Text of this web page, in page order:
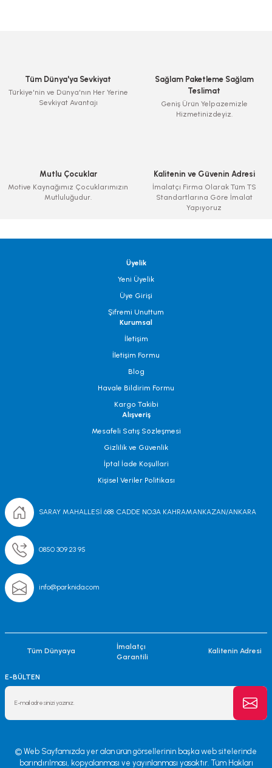
Tüm Dünya'ya Sevkiyat
Türkiye'nin ve Dünya'nın Her Yerine
Sevkiyat Avantajı
Sağlam Paketleme Sağlam
Teslimat
Geniş Ürün Yelpazemizle
Hizmetinizdeyiz.
Mutlu Çocuklar
Motive Kaynağımız Çocuklarımızın
Mutluluğudur.
Kalitenin ve Güvenin Adresi
İmalatçı Firma Olarak Tüm TS
Standartlarına Göre İmalat
Yapıyoruz
Üyelik
Yeni Üyelik
Üye Girişi
Şifremi Unuttum
Kurumsal
İletişim
İletişim Formu
Blog
Havale Bildirim Formu
Kargo Takibi
Alışveriş
Mesafeli Satış Sözleşmesi
Gizlilik ve Güvenlik
İptal İade Koşullari
Kişisel Veriler Politikası
SARAY MAHALLESİ 688. CADDE NO;3A KAHRAMANKAZAN/ANKARA
0850 309 23 95
info@parknida.com
Tüm Dünyaya
İmalatçı
Garantili
Kalitenin Adresi
E-BÜLTEN
© Web Sayfamızda yer alan ürün görsellerinin başka web sitelerinde
barındırılması, kopyalanması ve yayınlanması yasaktır. Tüm Hakları